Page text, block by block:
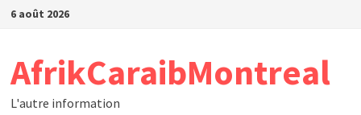
Passer
6 août 2026
AfrikCaraibMontreal
L'autre information